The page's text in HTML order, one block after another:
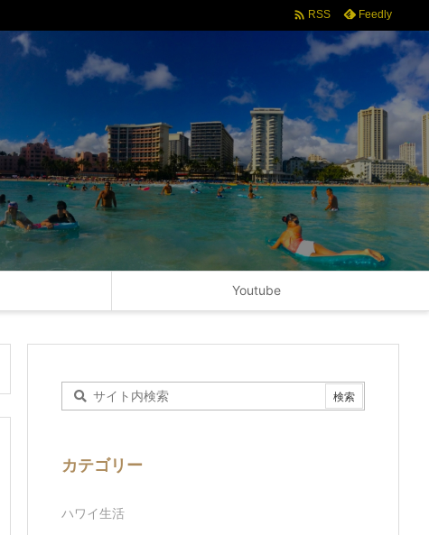
Youtube
 RSS Feedly
カテゴリー
ハワイ生活